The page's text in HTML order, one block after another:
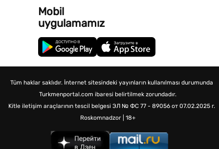
Mobil
uygulamamız
Tüm haklar saklıdır. İnternet sitesindeki yayınların kullanılması durumunda
Turkmenportal.com ibaresi belirtilmek zorundadır.
Kitle iletişim araçlarının tescil belgesi ЭЛ № ФС 77 - 89056 от 07.02.2025 г.
Roskomnadzor | 18+